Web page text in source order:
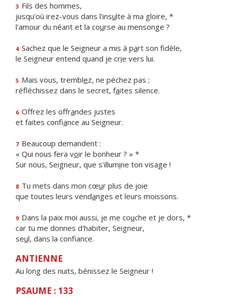
3 Fils des hommes,
jusqu'où irez-vous dans l'insulte à ma gloire, *
l'amour du néant et la course au mensonge ?
4 Sachez que le Seigneur a mis à part son fidèle,
le Seigneur entend quand je crie vers lui.
5 Mais vous, tremblez, ne péchez pas ;
réfléchissez dans le secret, faites silence.
6 Offrez les offrandes justes
et faites confiance au Seigneur.
7 Beaucoup demandent :
« Qui nous fera voir le bonheur ? » *
Sur nous, Seigneur, que s'illumine ton visage !
8 Tu mets dans mon cœur plus de joie
que toutes leurs vendanges et leurs moissons.
9 Dans la paix moi aussi, je me couche et je dors, *
car tu me donnes d'habiter, Seigneur,
seul, dans la confiance.
ANTIENNE
Au long des nuits, bénissez le Seigneur !
PSAUME : 133